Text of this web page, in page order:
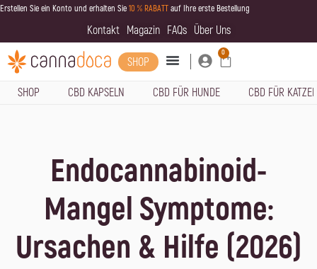
Erstellen Sie ein Konto und erhalten Sie 10 % RABATT auf Ihre erste Bestellung
Kontakt Magazin FAQs Über Uns
SHOP
0
SHOP CBD KAPSELN CBD FÜR HUNDE CBD FÜR
Endocannabinoid-
Mangel Symptome:
Ursachen & Hilfe (2026)